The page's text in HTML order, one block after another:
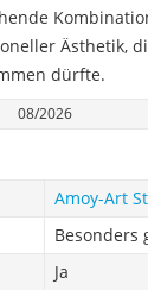
Ästhetik,
dürfte.
08/2026
Amoy-Art
Besonders
Ja